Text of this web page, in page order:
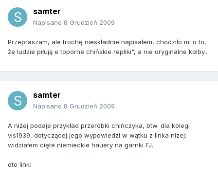
samter
Napisano 8 Grudzień 2009
Przepraszam, ale trochę nieskładnie napisałem, chodziło mi o to,
że ludzie piłują e toporne chińskie repliki", a nie oryginalne kolby...
samter
Napisano 8 Grudzień 2009
A niżej podaje przykład przeróbki chińczyka, btw. dla kolegi
vis1939, dotyczącej jego wypowiedzi w wątku z linka nizej:
widziałem cięte niemieckie hauery na garnki FJ.
oto link: